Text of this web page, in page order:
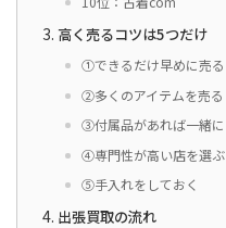
高く売るコツは5つだけ
①できるだけ早めに売る
②多くのアイテムを売る
③付属品があれば一緒に
④専門性が高い店を選ぶ
⑤手入れをしておく
出張買取の流れ